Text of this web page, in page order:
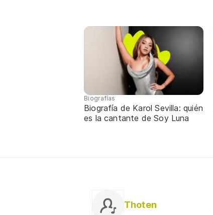
Biografías
Biografía de Karol Sevilla: quién
es la cantante de Soy Luna
Thoten